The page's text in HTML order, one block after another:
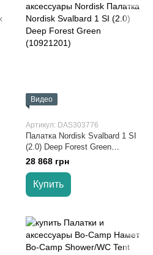
Видео
Артикул: DAS303776
Палатка Nordisk Svalbard 1 SI
(2.0) Deep Forest Green
(10921201)
28 868 грн
Купить